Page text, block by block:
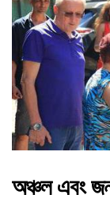
অঞ্চল এবং